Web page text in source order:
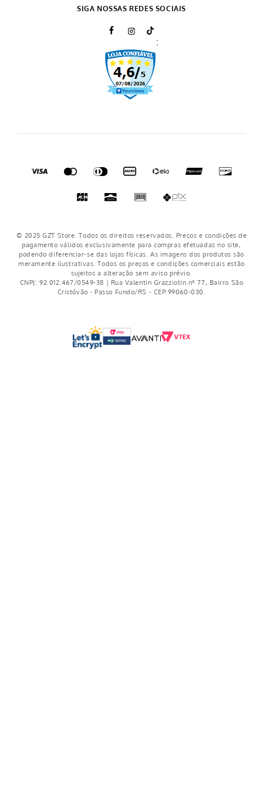
Política de PrivacidadeSIGA NOSSAS REDES SOCIAIS
:
© 2025 GZT Store. Todos os direitos reservados. Preços e condições de
pagamento válidos exclusivamente para compras efetuadas no site,
podendo diferenciar-se das lojas físicas. As imagens dos produtos são
meramente ilustrativas. Todos os preços e condições comerciais estão
sujeitos a alteração sem aviso prévio.
CNPJ: 92.012.467/0549-38 | Rua Valentin Grazziotin nº 77, Bairro São
Cristóvão - Passo Fundo/RS - CEP:99060-030.